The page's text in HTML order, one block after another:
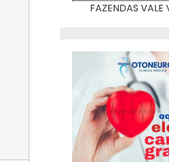
FAZENDAS VALE